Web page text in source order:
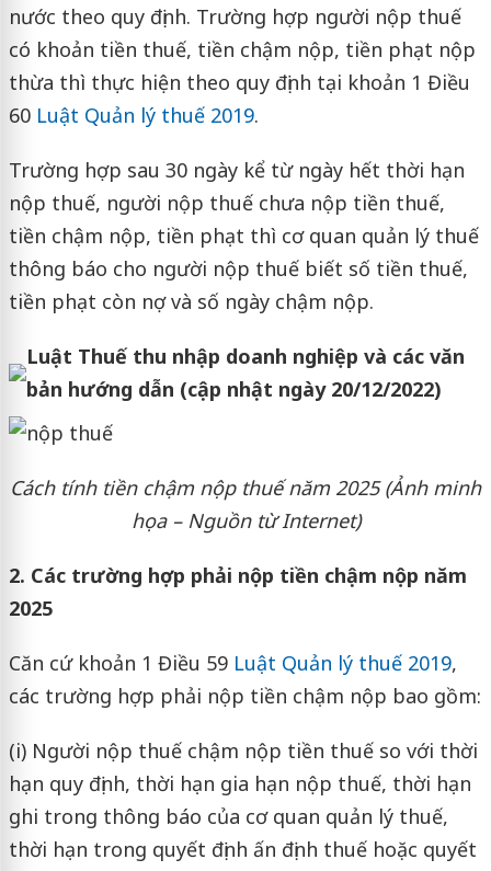
nước theo quy định. Trường hợp người nộp thuế
có khoản tiền thuế, tiền chậm nộp, tiền phạt nộp
thừa thì thực hiện theo quy định tại khoản 1 Điều
60 Luật Quản lý thuế 2019.
Trường hợp sau 30 ngày kể từ ngày hết thời hạn
nộp thuế, người nộp thuế chưa nộp tiền thuế,
tiền chậm nộp, tiền phạt thì cơ quan quản lý thuế
thông báo cho người nộp thuế biết số tiền thuế,
tiền phạt còn nợ và số ngày chậm nộp.
Luật Thuế thu nhập doanh nghiệp và các văn
bản hướng dẫn (cập nhật ngày 20/12/2022)
Cách tính tiền chậm nộp thuế năm 2025 (Ảnh minh
họa – Nguồn từ Internet)
2. Các trường hợp phải nộp tiền chậm nộp năm
2025
Căn cứ khoản 1 Điều 59 Luật Quản lý thuế 2019,
các trường hợp phải nộp tiền chậm nộp bao gồm:
(i) Người nộp thuế chậm nộp tiền thuế so với thời
hạn quy định, thời hạn gia hạn nộp thuế, thời hạn
ghi trong thông báo của cơ quan quản lý thuế,
thời hạn trong quyết định ấn định thuế hoặc quyết